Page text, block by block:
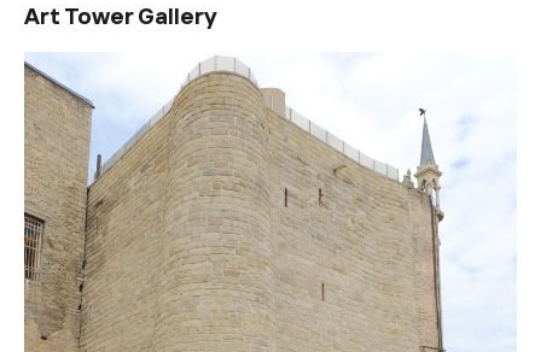
Art Tower Gallery